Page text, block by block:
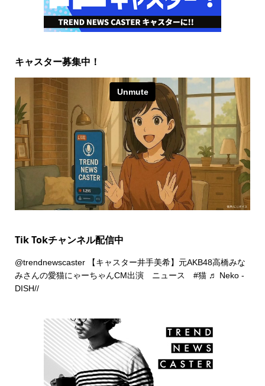
キャスター募集中！
Tik Tokチャンネル配信中
@trendnewscaster【キャスター井手美希】元AKB48高橋みな
みさんの愛猫にゃーちゃんCM出演 ニュース #猫 ♬ Neko -
DISH//